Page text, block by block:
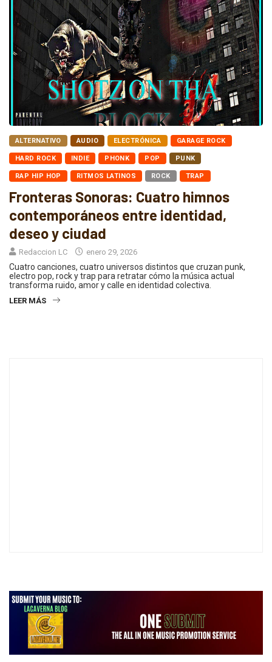
ALTERNATIVO AUDIO ELECTRÓNICA GARAGE ROCK
HARD ROCK INDIE PHONK POP PUNK
RAP HIP HOP RITMOS LATINOS ROCK TRAP
Fronteras Sonoras: Cuatro himnos
contemporáneos entre identidad,
deseo y ciudad
Redaccion LC enero 29, 2026
Cuatro canciones, cuatro universos distintos que cruzan punk,
electro pop, rock y trap para retratar cómo la música actual
transforma ruido, amor y calle en identidad colectiva.
LEER MÁS